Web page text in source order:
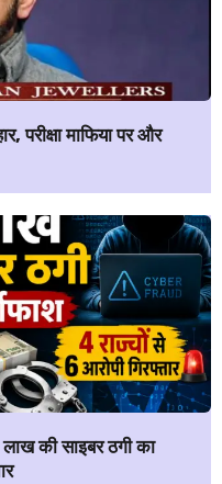
परीक्षा माफिया पर और
की साइबर ठगी का